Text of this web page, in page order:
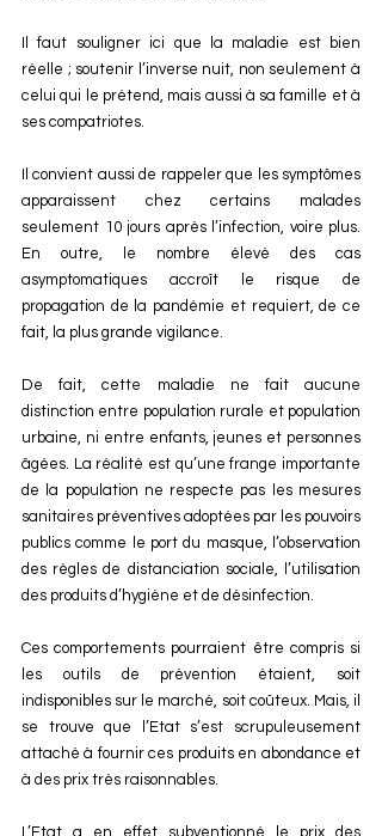
Il faut souligner ici que la maladie est bien
réelle ; soutenir l’inverse nuit, non seulement à
celui qui le prétend, mais aussi à sa famille et à
ses compatriotes.
Il convient aussi de rappeler que les symptômes
apparaissent chez certains malades
seulement 10 jours après l’infection, voire plus.
En outre, le nombre élevé des cas
asymptomatiques accroît le risque de
propagation de la pandémie et requiert, de ce
fait, la plus grande vigilance.
De fait, cette maladie ne fait aucune
distinction entre population rurale et population
urbaine, ni entre enfants, jeunes et personnes
âgées. La réalité est qu’une frange importante
de la population ne respecte pas les mesures
sanitaires préventives adoptées par les pouvoirs
publics comme le port du masque, l’observation
des règles de distanciation sociale, l’utilisation
des produits d’hygiène et de désinfection.
Ces comportements pourraient être compris si
les outils de prévention étaient, soit
indisponibles sur le marché, soit coûteux. Mais, il
se trouve que l’Etat s’est scrupuleusement
attaché à fournir ces produits en abondance et
à des prix très raisonnables.
L’Etat a en effet subventionné le prix des